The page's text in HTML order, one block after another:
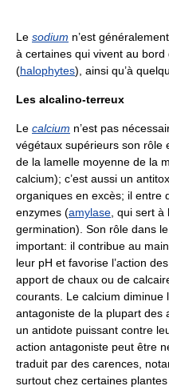
Le sodium n’est
à certaines qui vivent au
(halophytes), ainsi qu’à
Les alcalino-terreux
Le calcium n’est pas
végétaux supérieurs son rôle
de la lamelle moyenne de la
calcium); c’est aussi un
organiques en excès; il entre
enzymes (amylase, qui sert à
germination). Son rôle dans
important: il contribue au
leur pH et favorise l’action
apport de chaux ou de
courants. Le calcium diminue
antagoniste de la plupart des
un antidote puissant contre
action antagoniste peut être
traduit par des carences,
surtout chez certaines